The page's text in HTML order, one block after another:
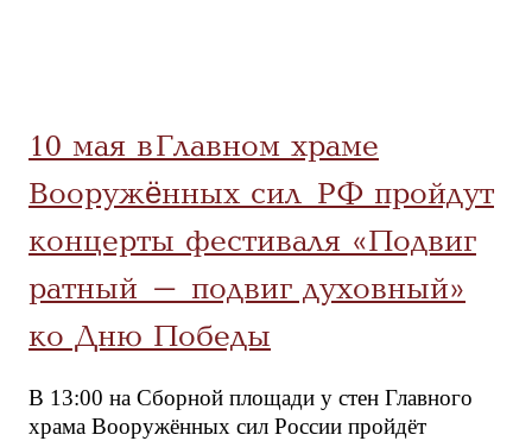
10 мая в Главном храме
Вооружённых сил РФ пройдут
концерты фестиваля «Подвиг
ратный – подвиг духовный»
ко Дню Победы
В 13:00 на Сборной площади у стен Главного
храма Вооружённых сил России пройдёт